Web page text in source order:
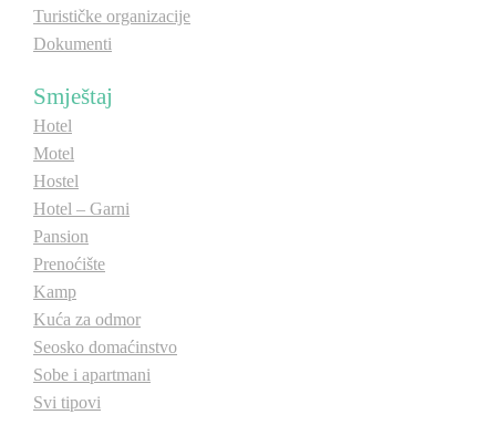
Turističke organizacije
Dokumenti
Smještaj
Hotel
Motel
Hostel
Hotel – Garni
Pansion
Prenoćište
Kamp
Kuća za odmor
Seosko domaćinstvo
Sobe i apartmani
Svi tipovi